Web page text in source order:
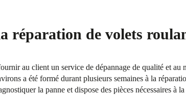
réparation de volets
au client un service de dépannage de qualité et
a été formé durant plusieurs semaines à la
la panne et dispose des pièces nécessaires à